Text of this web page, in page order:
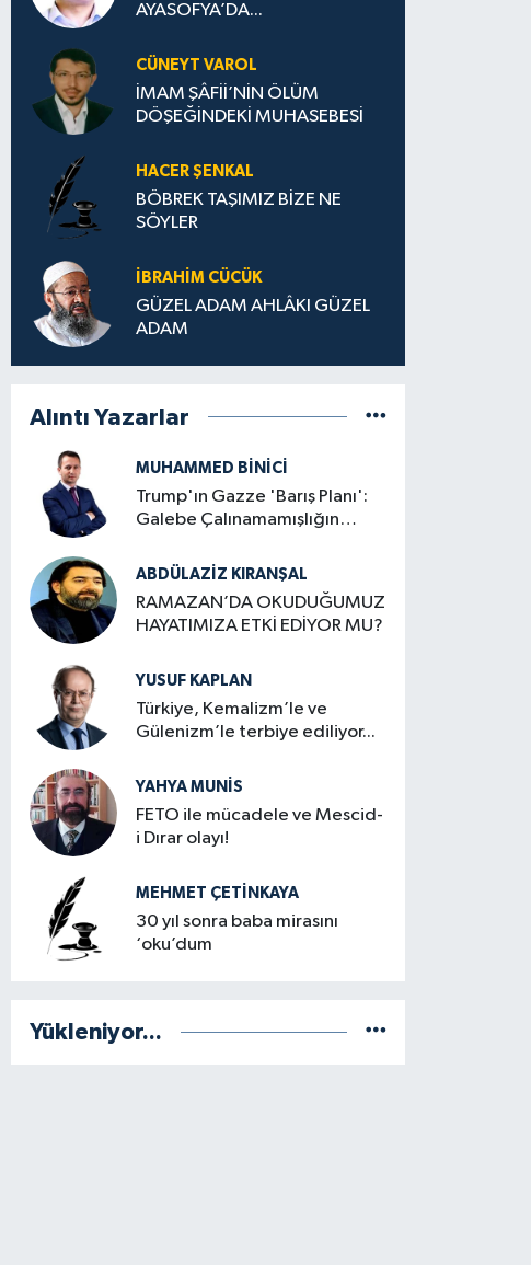
AYASOFYA’DA...
CÜNEYT VAROL
İMAM ŞÂFİİ’NİN ÖLÜM
DÖŞEĞİNDEKİ MUHASEBESİ
HACER ŞENKAL
BÖBREK TAŞIMIZ BİZE NE
SÖYLER
İBRAHIM CÜCÜK
GÜZEL ADAM AHLÂKI GÜZEL
ADAM
Alıntı Yazarlar
MUHAMMED BINICI
Trump'ın Gazze 'Barış Planı':
Galebe Çalınamamışlığın
ABDÜLAZIZ KIRANŞAL
RAMAZAN’DA OKUDUĞUMUZ
HAYATIMIZA ETKİ EDİYOR MU?
YUSUF KAPLAN
Türkiye, Kemalizm’le ve
Gülenizm’le terbiye ediliyor...
YAHYA MUNIS
FETO ile mücadele ve Mescid-
i Dırar olayı!
MEHMET ÇETINKAYA
30 yıl sonra baba mirasını
‘oku’dum
Yükleniyor...